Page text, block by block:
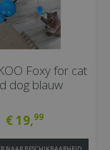
Foxy for cat
dog blauw
€19,99